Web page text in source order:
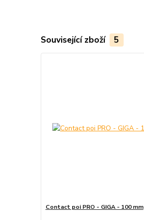
Související zboží 5
Contact poi PRO - GIGA - 100 mm